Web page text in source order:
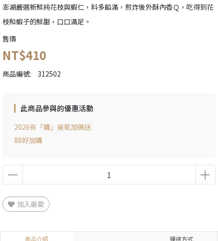
澎湖嚴選新鮮純花枝與蝦仁，料多餡滿，煎炸後外酥內香Ｑ，吃得到花
枝和蝦子的鮮甜，口口滿足。
售價
NT$410
商品編號: 312502
此商品參與的優惠活動
2026有「購」爸氣加碼送
88好加購
加入最愛
商品介紹 運送方式